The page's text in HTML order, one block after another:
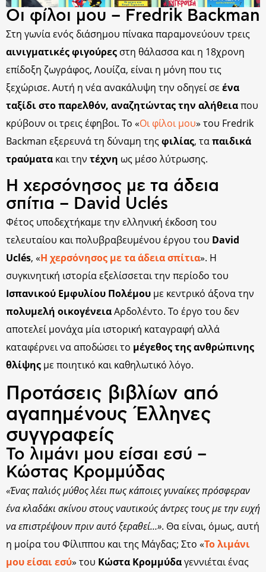
Οι φίλοι μου – Fredrik Backman
Στη γωνία ενός διάσημου πίνακα παραμονεύουν τρεις
αινιγματικές φιγούρες στη θάλασσα και η 18χρονη
επίδοξη ζωγράφος, Λουίζα, είναι η μόνη που τις
ξεχώρισε. Αυτή η νέα ανακάλυψη την οδηγεί σε ένα
ταξίδι στο παρελθόν, αναζητώντας την αλήθειαπου
κρύβουν οι τρεις έφηβοι. Το «Οι φίλοι μου» του Fredrik
Backman εξερευνά τη δύναμη τηςφιλίας, ταπαιδικά
τραύματα και την τέχνη ως μέσο λύτρωσης.
Η χερσόνησος με τα άδεια
σπίτια – David Uclés
Φέτος υποδεχτήκαμε την ελληνική έκδοση του
τελευταίου και πολυβραβευμένου έργου του David
Uclés, «Η χερσόνησος με τα άδεια σπίτια». Η
συγκινητική ιστορία εξελίσσεται την περίοδο του
Ισπανικού Εμφυλίου Πολέμου με κεντρικό άξονα την
πολυμελή οικογένειαΑρδολέντο. Το έργο του δεν
αποτελεί μονάχα μία ιστορική καταγραφή αλλά
καταφέρνει να αποδώσει το μέγεθος της ανθρώπινης
θλίψης με ποιητικό και καθηλωτικό λόγο.
Προτάσεις βιβλίων από
αγαπημένους Έλληνες
συγγραφείς
Το λιμάνι μου είσαι εσύ –
Κώστας Κρομμύδας
«Ένας παλιός μύθος λέει πως κάποιες γυναίκες πρόσφεραν
ένα κλαδάκι σκίνου στους ναυτικούς άντρες τους με την ευχή
να επιστρέψουν πριν αυτό ξεραθεί…». Θα είναι, όμως, αυτή
η μοίρα του Φίλιππου και της Μάγδας; Στο «Το λιμάνι
μου είσαι εσύ» του Κώστα Κρομμύδαγεννιέται ένας